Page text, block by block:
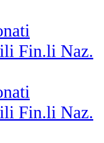
Fin.li Naz.
Fin.li Naz.